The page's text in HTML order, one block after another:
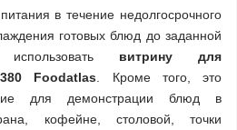
в течение недолгосрочного
готовых блюд до заданной
витрину для
380 Foodatlas . Кроме того, это
для демонстрации блюд в
кофейне, столовой, точки